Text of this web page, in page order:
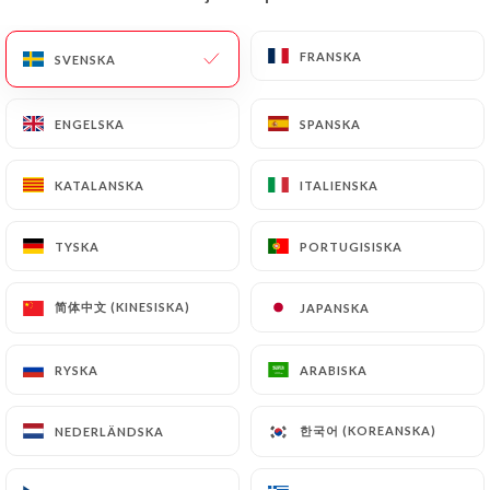
SVENSKA FRANSKA
ENGELSKA SPANSKA
KATALANSKA ITALIENSKA
TYSKA PORTUGISISKA
简体中文 (KINESISKA) JAPANSKA
RYSKA ARABISKA
NEDERLÄNDSKA 한국어 (KOREANSKA)
/
Kontakt
SVENSKA FRANSKA
ENGELSKA SPANSKA
KATALANSKA ITALIENSKA
TYSKA PORTUGISISKA
简体中文 (KINESISKA) JAPANSKA
RYSKA ARABISKA
NEDERLÄNDSKA 한국어 (KOREANSKA)